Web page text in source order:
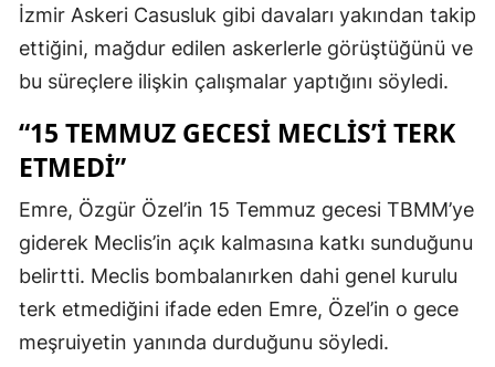
İzmir Askeri Casusluk gibi davaları yakından takip
ettiğini, mağdur edilen askerlerle görüştüğünü ve
bu süreçlere ilişkin çalışmalar yaptığını söyledi.
“15 TEMMUZ GECESI MECLIS’I TERK
ETMEDI”
Emre, Özgür Özel’in 15 Temmuz gecesi TBMM’ye
giderek Meclis’in açık kalmasına katkı sunduğunu
belirtti. Meclis bombalanırken dahi genel kurulu
terk etmediğini ifade eden Emre, Özel’in o gece
meşruiyetin yanında durduğunu söyledi.